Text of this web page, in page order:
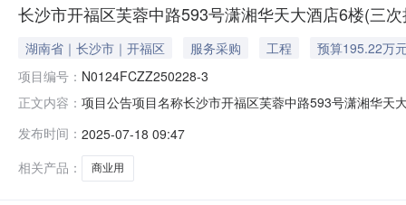
长沙市开福区芙蓉中路593号潇湘华天大酒店6楼(三
湖南省｜长沙市｜开福区 服务采购 工程
预算195.22万
项目编号： N0124FCZZ250228-3
正文内容： 项目公告项目名称长沙市开福区芙蓉中路593号潇湘华
支付方式按季度支付租金递增方式每3年递增3%装修免
发布时间： 2025-07-18 09:47
相关产品：
商业用